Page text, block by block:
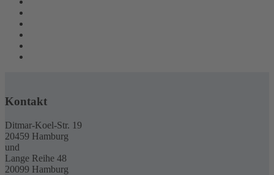
Kontakt
Ditmar-Koel-Str. 19
20459 Hamburg
und
Lange Reihe 48
20099 Hamburg